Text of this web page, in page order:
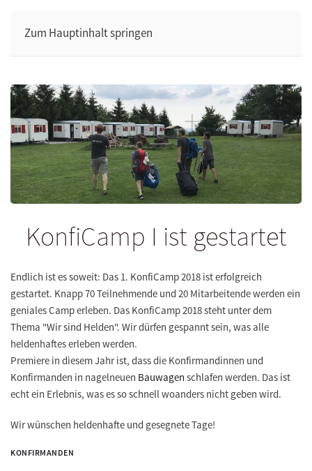
Zum Hauptinhalt springen
KonfiCamp I ist gestartet
Endlich ist es soweit: Das 1. KonfiCamp 2018 ist erfolgreich
gestartet. Knapp 70 Teilnehmende und 20 Mitarbeitende werden ein
geniales Camp erleben. Das KonfiCamp 2018 steht unter dem
Thema "Wir sind Helden". Wir dürfen gespannt sein, was alle
heldenhaftes erleben werden.
Premiere in diesem Jahr ist, dass die Konfirmandinnen und
Konfirmanden in nagelneuen Bauwagen schlafen werden. Das ist
echt ein Erlebnis, was es so schnell woanders nicht geben wird.
Wir wünschen heldenhafte und gesegnete Tage!
KONFIRMANDEN